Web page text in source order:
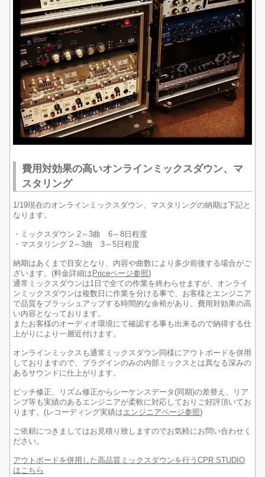
費用対効果の高いオンラインミックスダウン、マ
スタリング
1/19現在のオンラインミックスダウン、マスタリングの納期は下記と
なります。
・ミックスダウン 2～3曲 6～8日程度
・マスタリング 2～3曲 3～5日程度
納期はあくまで目安となり、内容や曲数により多少前後する場合がご
ざいます。(料金詳細は Priceページ参照)
通常ミックスダウンは1日で全ての作業を終わらせますが、オンライ
ンミックスダウンは複数日に作業を分ける事で、お客様とエンジニア
で品質をブラッシュアップする時間的な余裕があり、費用対効果の高
い内容となっております。
またお客様のオーディオ環境にて確認する事も出来るので納得する仕
上がりにより一層近付けます。
オンラインミックスも通常ミックスダウン同様にアウトボードを併用
しておりますので、プラグインのみの内部ミックスとは異なる深みの
あるサウンドに仕上がります。
ピッチ修正、リズム修正からシーケンスデータ(同期)の差替え、リア
ンプ等も実績のあるエンジニアが柔軟に対応しておりご好評頂いてお
ります。(レコーディング実績は エンジニアページ参照)
ご依頼につきましてはお見積り致しますのでお気軽にお問い合わせく
ださい。
アウトボードを併用した高品質ミックスダウンを行うCPR STUDIO
はこちら